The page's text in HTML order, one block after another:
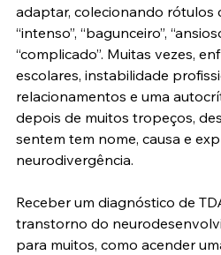
adaptar, colecionando rótulos
“intenso”, “bagunceiro”,
“complicado”. Muitas vezes,
escolares, instabilidade
relacionamentos e uma
depois de muitos tropeços,
sentem tem nome, causa e
neurodivergência.
Receber um diagnóstico de
transtorno do
para muitos, como acender